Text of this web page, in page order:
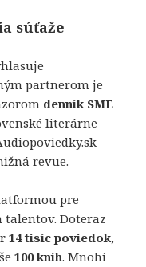
súťaže
partnerom je
denník SME
literárne
revue.
pre
Doteraz
14 tisíc poviedok,
100 kníh. Mnohí